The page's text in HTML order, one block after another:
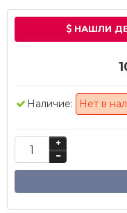
НАШЛИ
Наличие: Нет в